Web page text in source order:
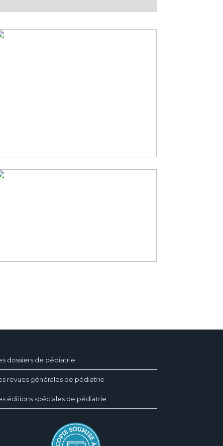
dossiers de pédiatrie
revues générales de pédiatrie
éditions spéciales de pédiatrie